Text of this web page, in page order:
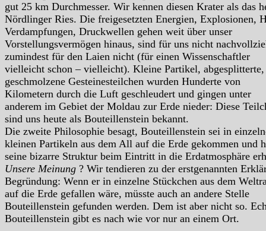
gut 25 km Durchmesser. Wir kennen diesen Krater als das
Nördlinger Ries. Die freigesetzten Energien, Explosionen,
Verdampfungen, Druckwellen gehen weit über unser
Vorstellungsvermögen hinaus, sind für uns nicht
zumindest für den Laien nicht (für einen Wissenschaftler
vielleicht schon – vielleicht). Kleine Partikel, abgesplitterte,
geschmolzene Gesteinesteilchen wurden Hunderte von
Kilometern durch die Luft geschleudert und gingen unter
anderem im Gebiet der Moldau zur Erde nieder: Diese
sind uns heute als Bouteillenstein bekannt.
Die zweite Philosophie besagt, Bouteillenstein sei in
kleinen Partikeln aus dem All auf die Erde gekommen und
seine bizarre Struktur beim Eintritt in die Erdatmosphäre
Unsere Meinung ? Wir tendieren zu der erstgenannten
Begründung: Wenn er in einzelne Stückchen aus dem
auf die Erde gefallen wäre, müsste auch an andere Stelle
Bouteillenstein gefunden werden. Dem ist aber nicht so.
Bouteillenstein gibt es nach wie vor nur an einem Ort.